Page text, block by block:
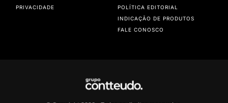
PRIVACIDADE
POLÍTICA EDITORIAL
INDICAÇÃO DE PRODUTOS
FALE CONOSCO